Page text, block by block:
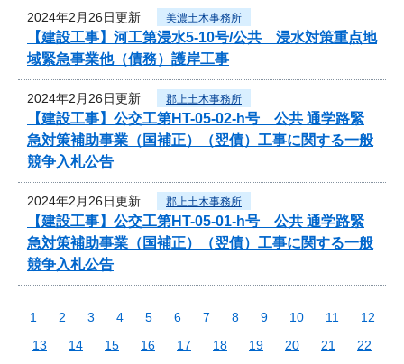
2024年2月26日更新 美濃土木事務所
【建設工事】河工第浸水5-10号/公共 浸水対策重点地
域緊急事業他（債務）護岸工事
2024年2月26日更新 郡上土木事務所
【建設工事】公交工第HT-05-02-h号 公共 通学路緊
急対策補助事業（国補正）（翌債）工事に関する一般
競争入札公告
2024年2月26日更新 郡上土木事務所
【建設工事】公交工第HT-05-01-h号 公共 通学路緊
急対策補助事業（国補正）（翌債）工事に関する一般
競争入札公告
1 2 3 4 5 6 7 8 9 10 11
12
13
14 15 16 17 18 19 20 21
22